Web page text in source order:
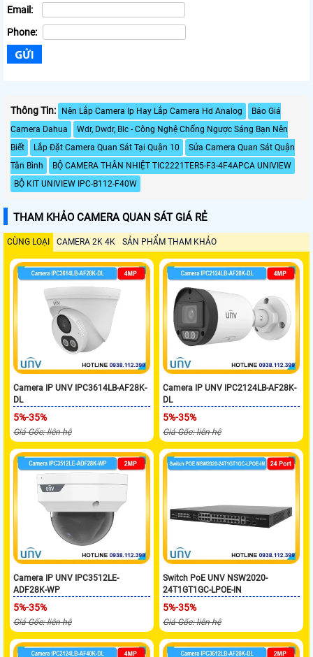
Email:
Phone:
Thông Tin: Nên Lắp Camera Ip Hay Lắp Camera Hd Analog
Báo Giá
Camera Dahua
Wdr, Dwdr, Blc - Công Nghệ Chống Ngược Sáng Bạn Nên
Biết
Lắp Đặt Camera Quan Sát Tại Quận 10
Sửa Camera Quan Sát Quận
Tân Bình
BỘ CAMERA THÂN NHIỆT TIC2221TER5-F3-4F4APCA UNIVIEW
BỘ KIT UNIVIEW IPC-B112-F40W
THAM KHẢO CAMERA QUAN SÁT GIÁ RẺ
CÙNG LOẠI CAMERA 2K 4K SẢN PHẨM THAM KHẢO
Camera IP UNV IPC3614LB-AF28K-
DL
5%-35%
Giá Gốc: liên hệ
Camera IP UNV IPC2124LB-AF28K-
DL
5%-35%
Giá Gốc: liên hệ
Camera IP UNV IPC3512LE-
ADF28K-WP
5%-35%
Giá Gốc: liên hệ
Switch PoE UNV NSW2020-
24T1GT1GC-LPOE-IN
5%-35%
Giá Gốc: liên hệ